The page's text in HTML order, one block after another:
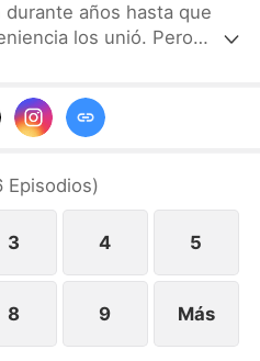
años hasta que
los unió. Pero
empezó a oír los
y descubrió el amor
Episodios)
3 4 5
8 9 Más